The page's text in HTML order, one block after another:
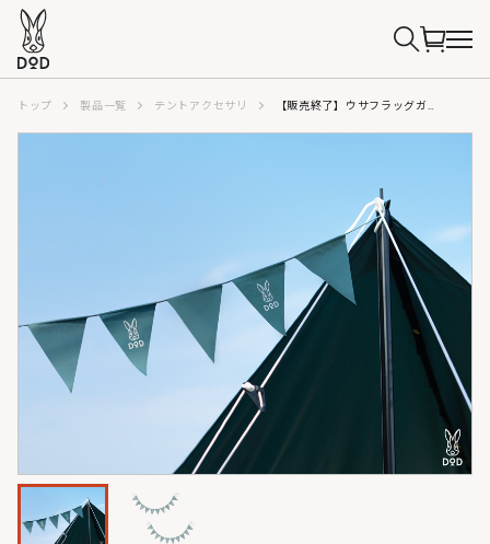
トップ 製品一覧 テントアクセサリ 【販売終了】ウサフラッグガーランド（ブルーグレー） FG1-957-BL